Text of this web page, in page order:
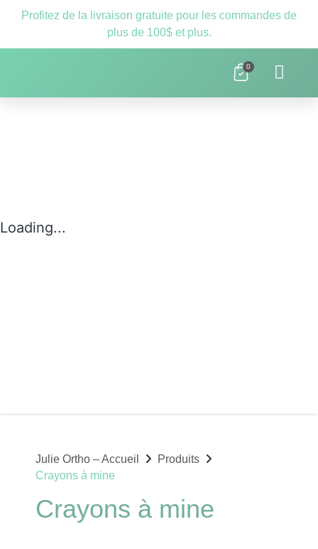
Profitez de la livraison gratuite pour les commandes de
plus de 100$ et plus.
0
Loading...
Julie Ortho – Accueil
Produits
Crayons à mine
Crayons à mine